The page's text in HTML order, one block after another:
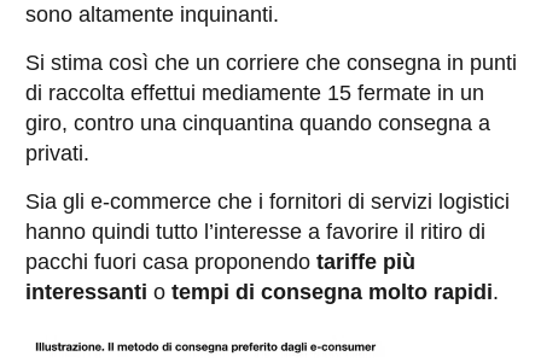
sono altamente inquinanti.
Si stima così che un corriere che consegna in punti
di raccolta effettui mediamente 15 fermate in un
giro, contro una cinquantina quando consegna a
privati.
Sia gli e-commerce che i fornitori di servizi logistici
hanno quindi tutto l’interesse a favorire il ritiro di
pacchi fuori casa proponendo tariffe più
interessanti o tempi di consegna molto rapidi.